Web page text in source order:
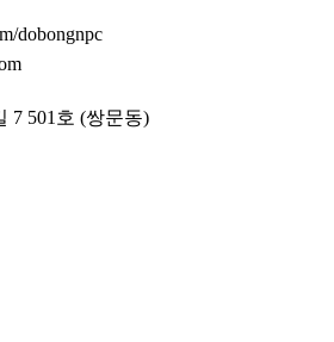
dobongnpc
7 501호 (쌍문동)